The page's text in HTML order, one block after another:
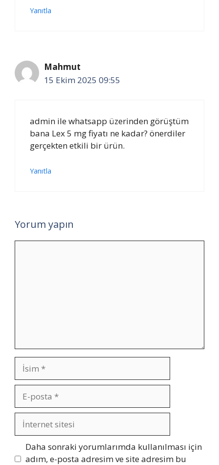
Yanıtla
Mahmut
15 Ekim 2025 09:55
admin ile whatsapp üzerinden görüştüm
bana Lex 5 mg fiyatı ne kadar? önerdiler
gerçekten etkili bir ürün.
Yanıtla
Yorum yapın
İsim
posta
İnternet
sitesi
Daha sonraki yorumlarımda kullanılması için
adım, e-posta adresim ve site adresim bu